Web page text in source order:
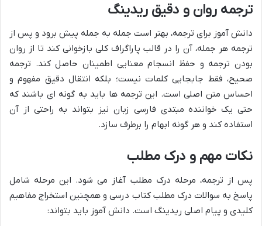
ترجمه روان و دقیق ریدینگ
دانش آموز برای ترجمه، بهتر است جمله به جمله پیش برود و پس از
ترجمه هر جمله، آن را در قالب پاراگراف کلی بازخوانی کند تا از روان
بودن ترجمه و حفظ انسجام معنایی اطمینان حاصل کند. ترجمه
صحیح، فقط جابجایی کلمات نیست؛ بلکه انتقال دقیق مفهوم و
احساس متن اصلی است. این ترجمه ها باید به گونه ای باشند که
حتی یک خواننده مبتدی فارسی زبان نیز بتواند به راحتی از آن
استفاده کند و هر گونه ابهام را برطرف سازد.
نکات مهم و درک مطلب
پس از ترجمه، مرحله درک مطلب آغاز می شود. این مرحله شامل
پاسخ به سوالات درک مطلب کتاب درسی و همچنین استخراج مفاهیم
کلیدی و پیام اصلی ریدینگ است. دانش آموز باید بتواند: